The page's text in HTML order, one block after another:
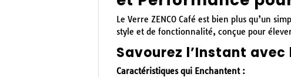
Le Verre ZENCO Café est bien plus qu’un
style et de fonctionnalité, conçue pour
Savourez l’Instant avec
Caractéristiques qui Enchantent :